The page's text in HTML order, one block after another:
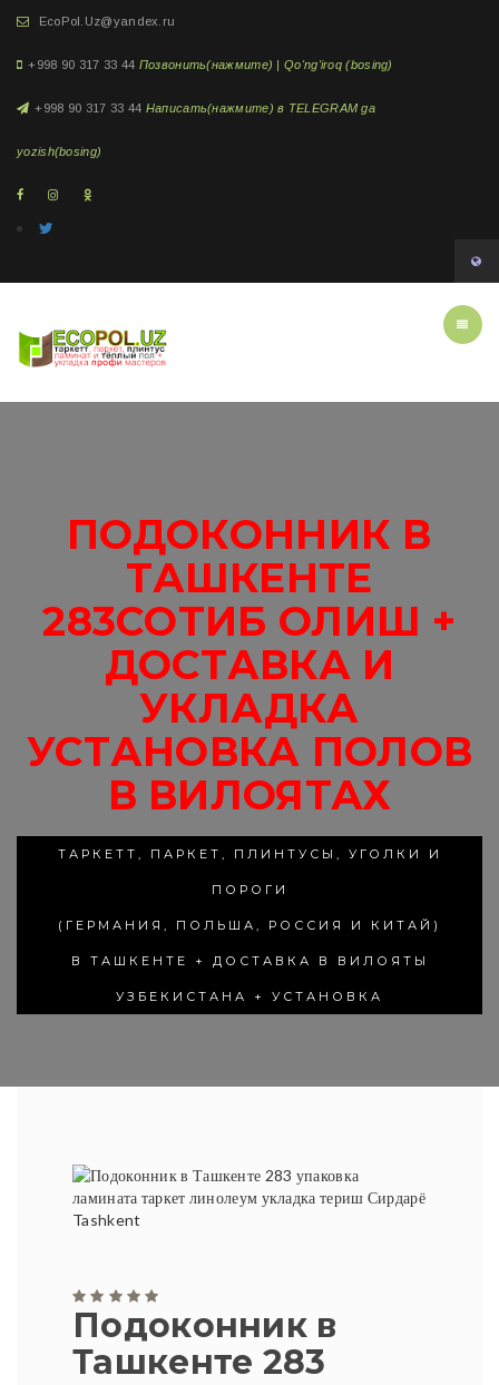
EcoPol.Uz@yandex.ru
+998 90 317 33 44 Позвонить(нажмите) | Qo'ng'iroq (bosing)
+998 90 317 33 44 Написать(нажмите) в TELEGRAM ga
yozish(bosing)
ПОДОКОННИК В
ТАШКЕНТЕ
283СОТИБ ОЛИШ +
ДОСТАВКА И
УКЛАДКА
УСТАНОВКА ПОЛОВ
В ВИЛОЯТАХ
ТАРКЕТТ, ПАРКЕТ, ПЛИНТУСЫ, УГОЛКИ И
ПОРОГИ
(ГЕРМАНИЯ, ПОЛЬША, РОССИЯ И КИТАЙ)
В ТАШКЕНТЕ + ДОСТАВКА В ВИЛОЯТЫ
УЗБЕКИСТАНА + УСТАНОВКА
Подоконник в
Ташкенте 283